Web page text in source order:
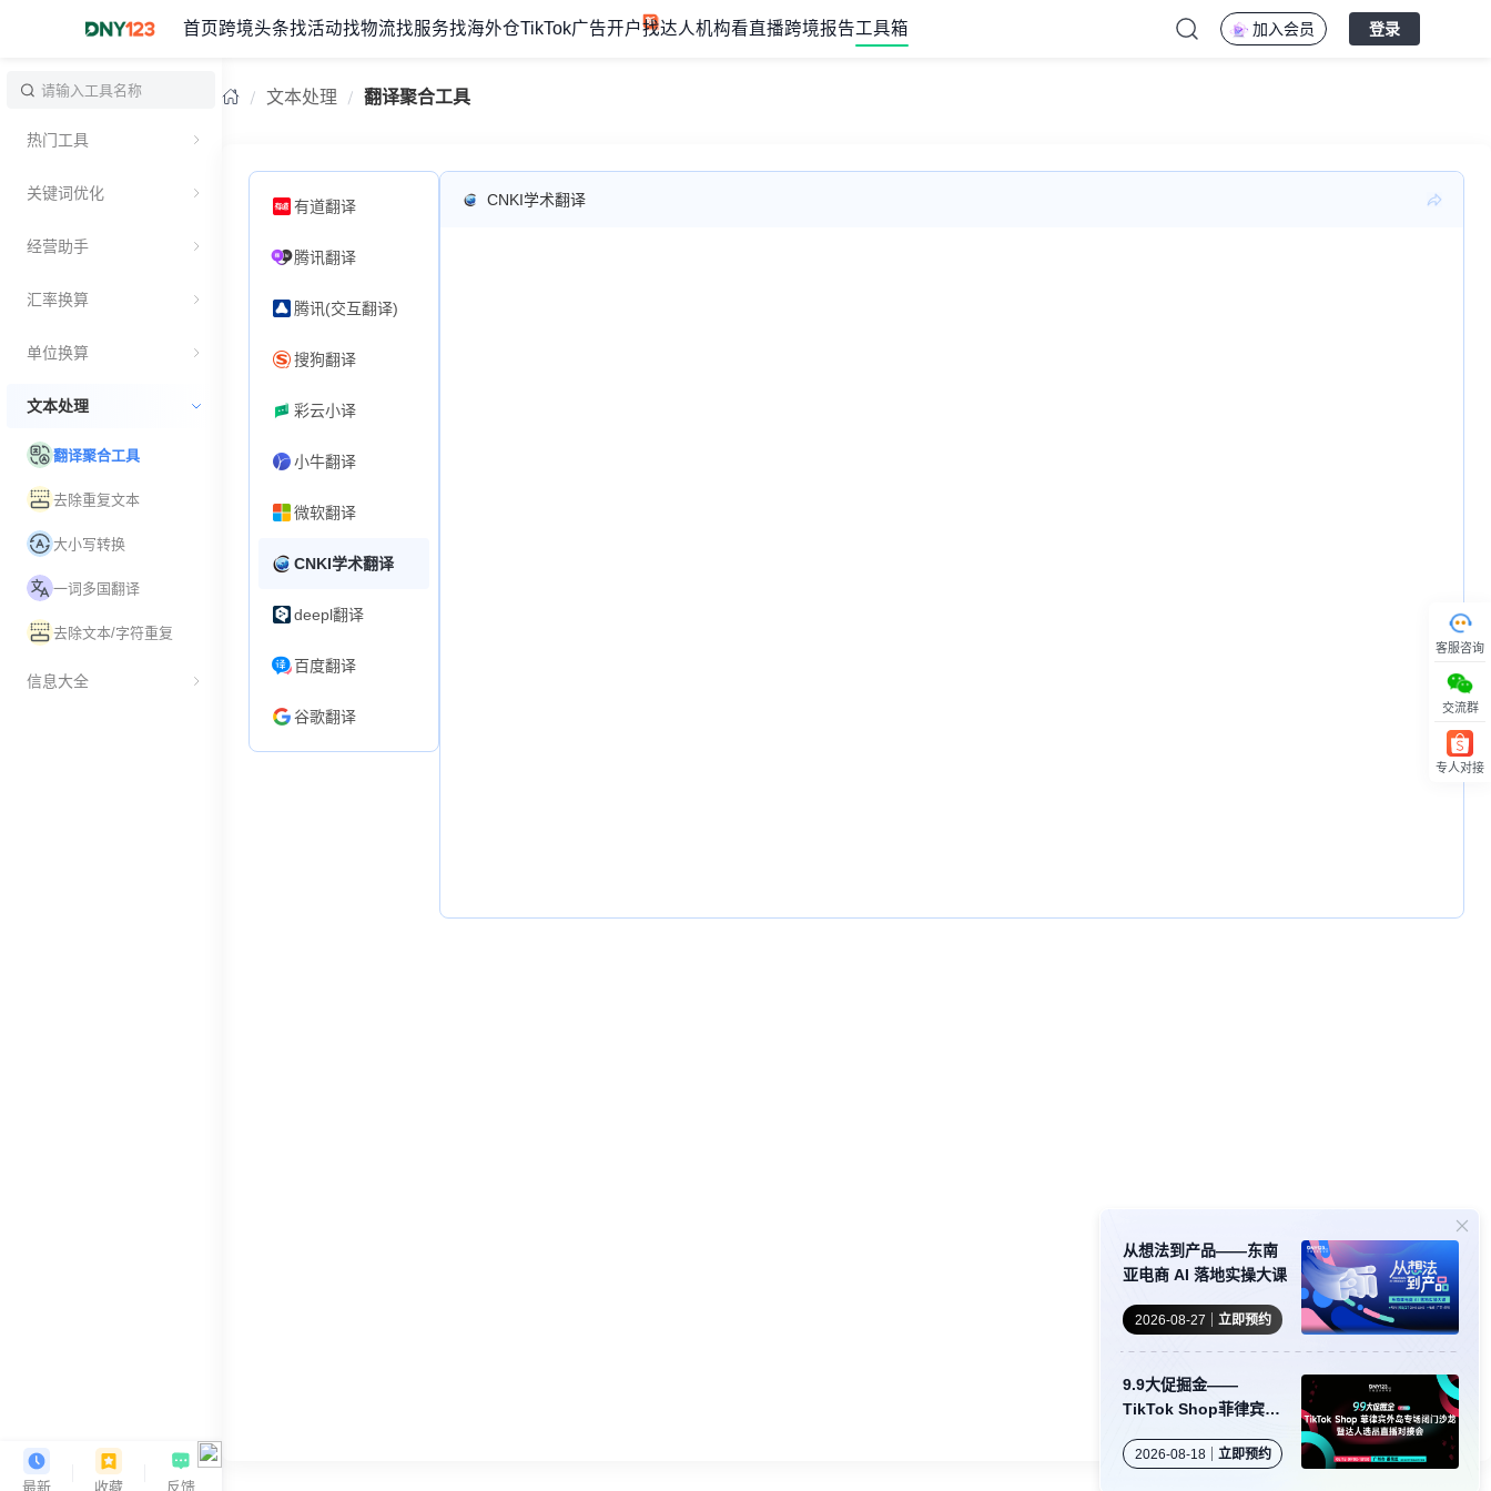
首页 跨境头条找活动找物流找服务找海外仓TikTok广告开户找达人机构看直播跨境报告工具箱 加入会员 登录
从想法到产品——东南
亚电商 AI 落地实操大课
2026-08-27 立即预约
9.9大促掘金——
TikTok Shop菲律宾外
选品直播对接会
2026-08-18 立即预约
热门工具
关键词优化
经营助手
汇率换算
单位换算
文本处理
翻译聚合工具
去除重复文本
大小写转换
一词多国翻译
去除文本/字符重复
信息大全
最新 收藏 反馈
文本处理 翻译聚合工具
有道翻译
腾讯翻译
腾讯(交互翻译)
搜狗翻译
彩云小译
小牛翻译
微软翻译
CNKI学术翻译
deepl翻译
百度翻译
谷歌翻译
CNKI学术翻译
客服咨询
交流群
专人对接
回顶部